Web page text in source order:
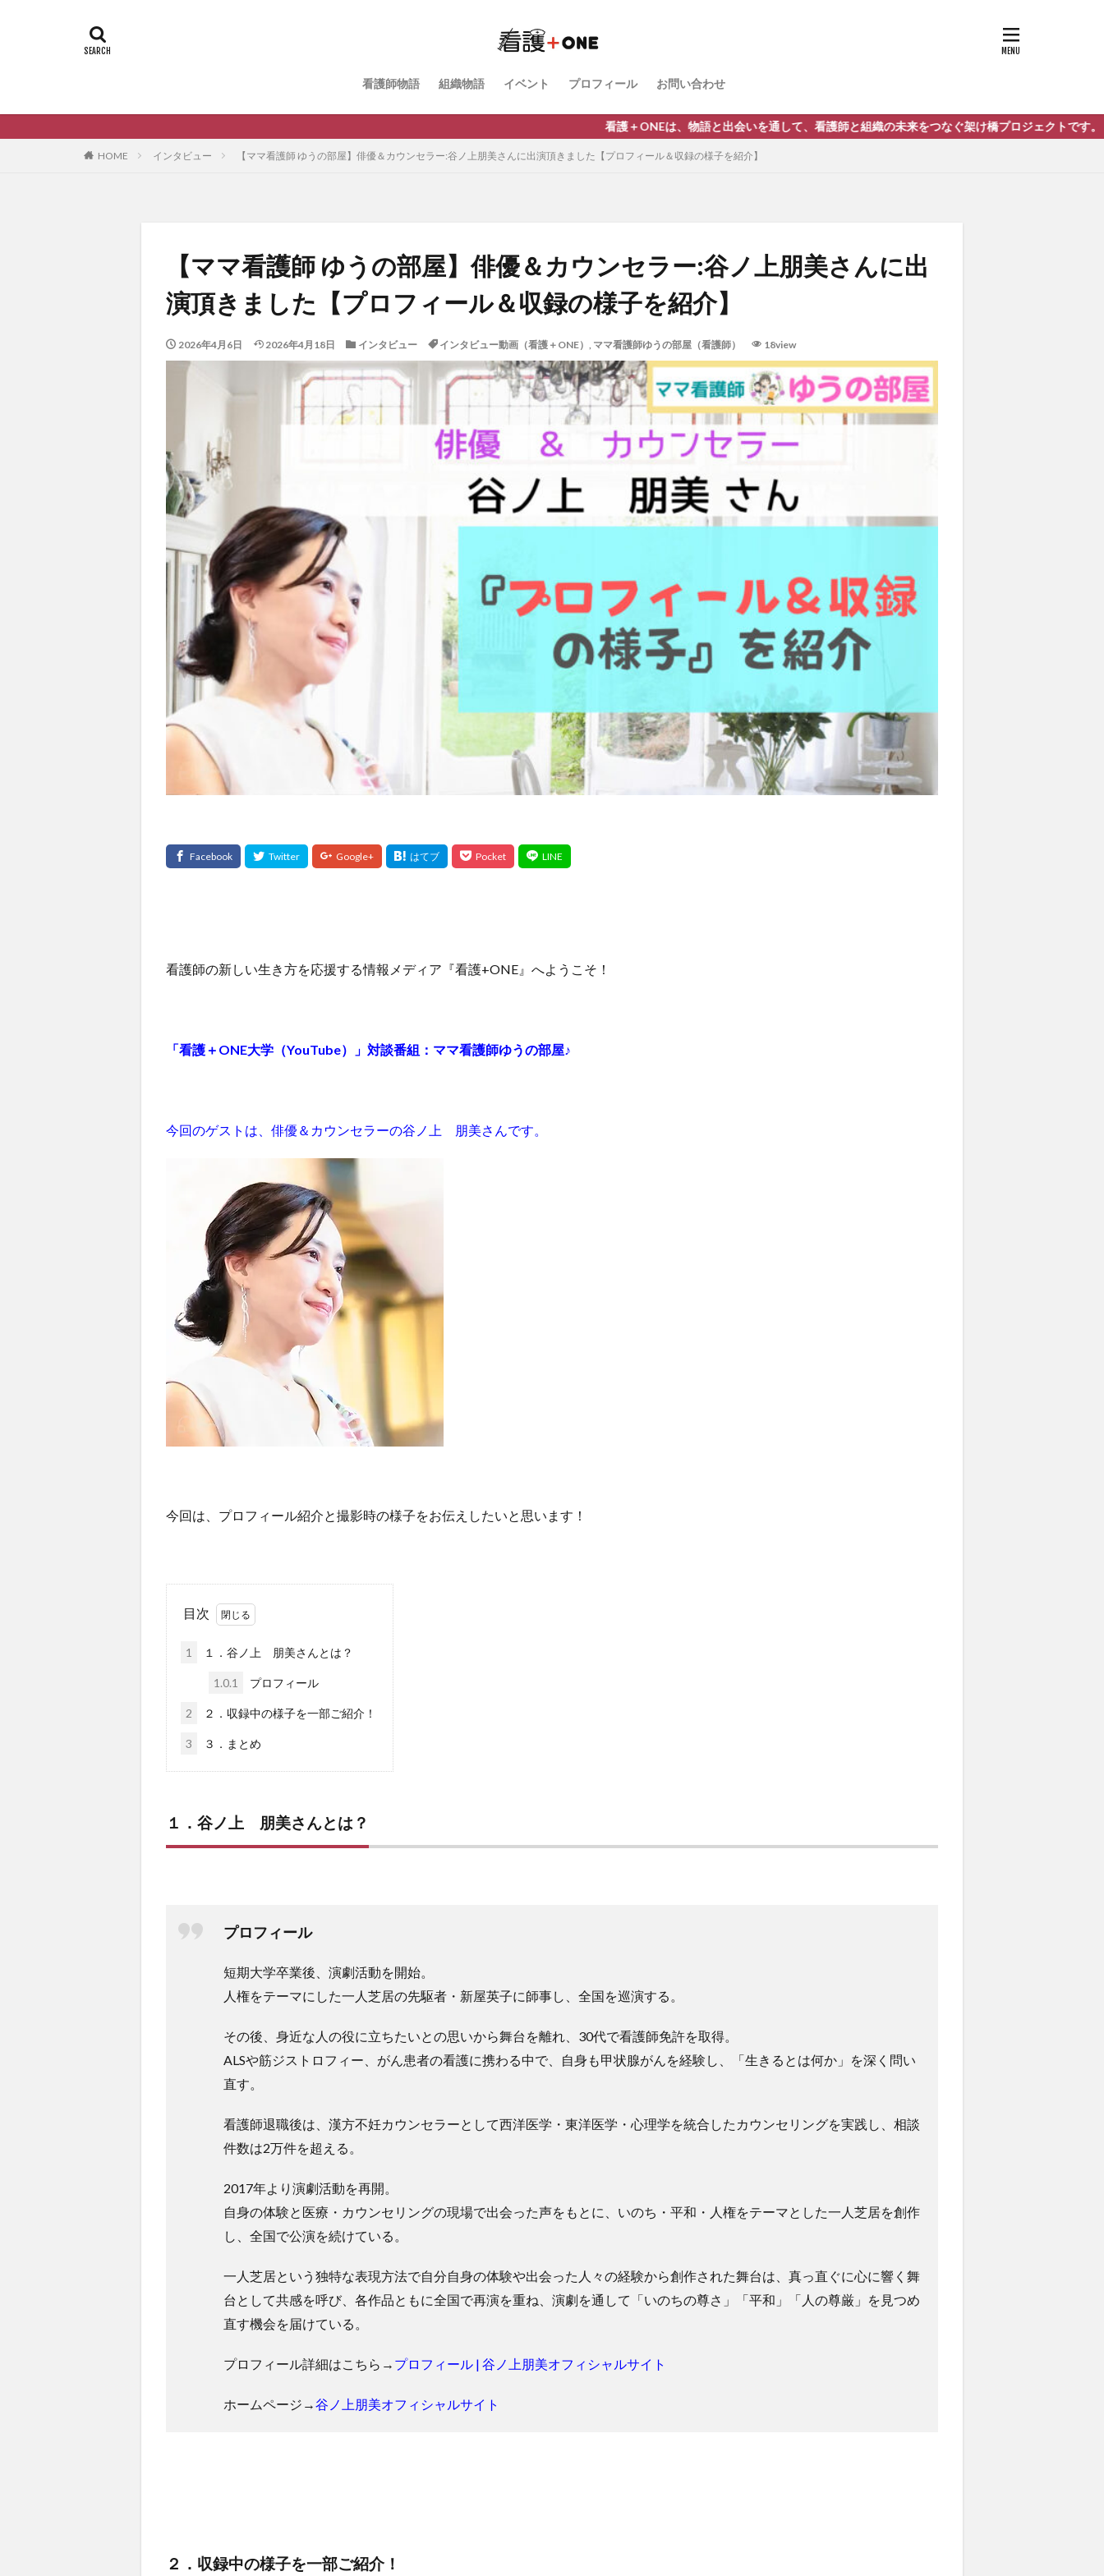
看護師物語 組織物語 イベント プロフィール お問い合わせ
看護＋ONEは、物語と出会いを通して、看護師と組織の未来をつなぐ架け橋プロジェクトです。
HOME インタビュー 【ママ看護師 ゆうの部屋】俳優＆カウンセラー:谷ノ上朋美さんに出演頂きました【プロフィール＆収録の様子を紹介】
【ママ看護師 ゆうの部屋】俳優＆カウンセラー:谷ノ上朋美さんに出
演頂きました【プロフィール＆収録の様子を紹介】
2026年4月6日 2026年4月18日 インタビュー インタビュー動画（看護＋ONE） , ママ看護師ゆうの部屋（看護師） 18view
看護師の新しい生き方を応援する情報メディア『看護+ONE』へようこそ！
「看護＋ONE大学（YouTube）」対談番組：ママ看護師ゆうの部屋♪
今回のゲストは、俳優＆カウンセラーの谷ノ上 朋美さんです。
今回は、プロフィール紹介と撮影時の様子をお伝えしたいと思います！
目次
1 １．谷ノ上 朋美さんとは？
1.0.1 プロフィール
2 ２．収録中の様子を一部ご紹介！
3 ３．まとめ
１．谷ノ上 朋美さんとは？
プロフィール
短期大学卒業後、演劇活動を開始。
人権をテーマにした一人芝居の先駆者・新屋英子に師事し、全国を巡演する。
その後、身近な人の役に立ちたいとの思いから舞台を離れ、30代で看護師免許を取得。
ALSや筋ジストロフィー、がん患者の看護に携わる中で、自身も甲状腺がんを経験し、「生きるとは何か」を深く問い
直す。
看護師退職後は、漢方不妊カウンセラーとして西洋医学・東洋医学・心理学を統合したカウンセリングを実践し、相談
件数は2万件を超える。
2017年より演劇活動を再開。
自身の体験と医療・カウンセリングの現場で出会った声をもとに、いのち・平和・人権をテーマとした一人芝居を創作
し、全国で公演を続けている。
一人芝居という独特な表現方法で自分自身の体験や出会った人々の経験から創作された舞台は、真っ直ぐに心に響く舞
台として共感を呼び、各作品ともに全国で再演を重ね、演劇を通して「いのちの尊さ」「平和」「人の尊厳」を見つめ
直す機会を届けている。
プロフィール詳細はこちら→ プロフィール | 谷ノ上朋美オフィシャルサイト
ホームページ→谷ノ上朋美オフィシャルサイト
２．収録中の様子を一部ご紹介！
自己紹介 自分らしさ
マネジメント キャリア・働き方
インタビュー記事（看護＋ONE）
インタビュー動画（看護＋ONE）
イベント マンガ小冊子制作 My story
プロの極意
夢かたる人
ママ看護師ゆうの部屋（看護師） ママ看護師ゆうの部屋（他業種）
教えて○○先生！
ブログ